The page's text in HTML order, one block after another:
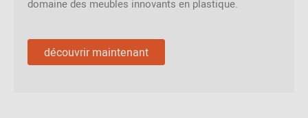
domaine des meubles innovants en plastique.
découvrir maintenant